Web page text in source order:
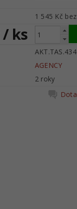
1 545 Kč
/ ks
AGENCY
2 roky